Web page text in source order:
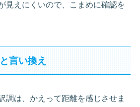
見えにくいので、こまめに確認を
言い換え
調は、かえって距離を感じさせま